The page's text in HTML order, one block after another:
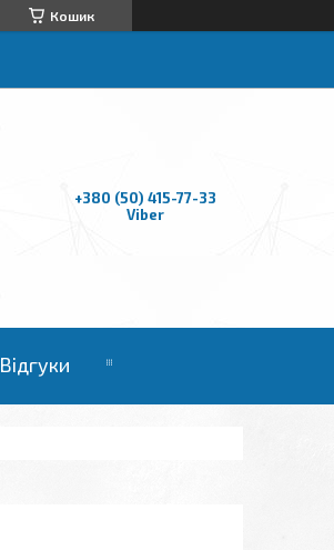
Кошик
+380 (50) 415-77-33
Viber
Відгуки